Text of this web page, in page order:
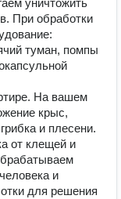
уничтожить
При обработки
туман, помпы
На вашем
крыс,
и плесени.
от клещей и
и
для решения